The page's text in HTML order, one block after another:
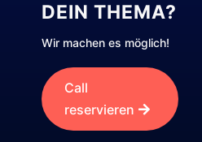
DEIN THEMA?
Wir machen es möglich!
Call
reservieren